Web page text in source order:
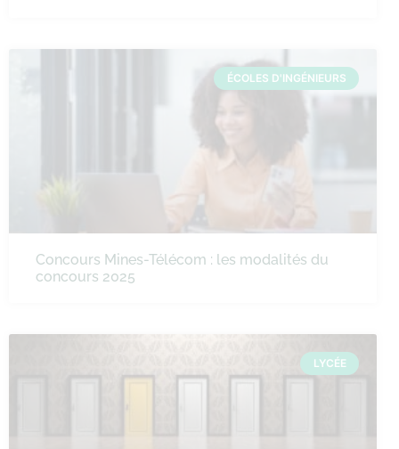
ÉCOLES D'INGÉNIEURS
Concours Mines-Télécom : les modalités du
concours 2025
LYCÉE